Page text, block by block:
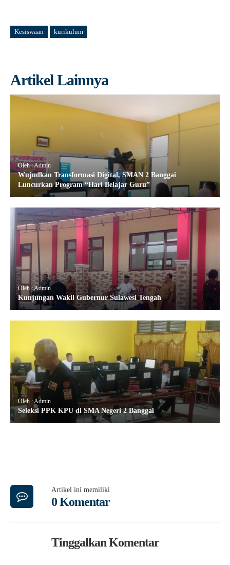
Kesiswaan kurikulum
Artikel Lainnya
Oleh : Admin
Wujudkan Transformasi Digital, SMAN 2 Banggai
Luncurkan Program “Hari Belajar Guru”
Oleh : Admin
Kunjungan Wakil Gubernur Sulawesi Tengah
Oleh : Admin
Seleksi PPK KPU di SMA Negeri 2 Banggai
Artikel ini memiliki
0 Komentar
Tinggalkan Komentar